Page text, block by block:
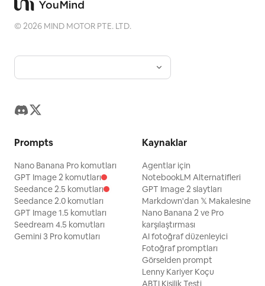
©2026 MIND MOTOR PTE. LTD.
Prompts
Nano Banana Pro komutları
GPT Image 2 komutları
Seedance 2.5 komutları
Seedance 2.0 komutları
GPT Image 1.5 komutları
Seedream 4.5 komutları
Gemini 3 Pro komutları
Kaynaklar
Agentlar için
NotebookLM Alternatifleri
GPT Image 2 slaytları
Markdown'dan 𝕏 Makalesine
Nano Banana 2 ve Pro
karşılaştırması
AI fotoğraf düzenleyici
Fotoğraf promptları
Görselden prompt
Lenny Kariyer Koçu
ABTI Kişilik Testi